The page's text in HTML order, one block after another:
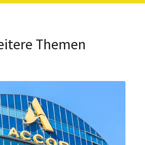
Themen